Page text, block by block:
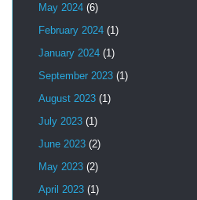
May 2024 (6)
February 2024 (1)
January 2024 (1)
September 2023 (1)
August 2023 (1)
July 2023 (1)
June 2023 (2)
May 2023 (2)
April 2023 (1)